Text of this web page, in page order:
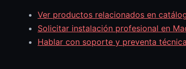
Ver productos relacionados en
Solicitar instalación profesional en
Hablar con soporte y preventa técnica